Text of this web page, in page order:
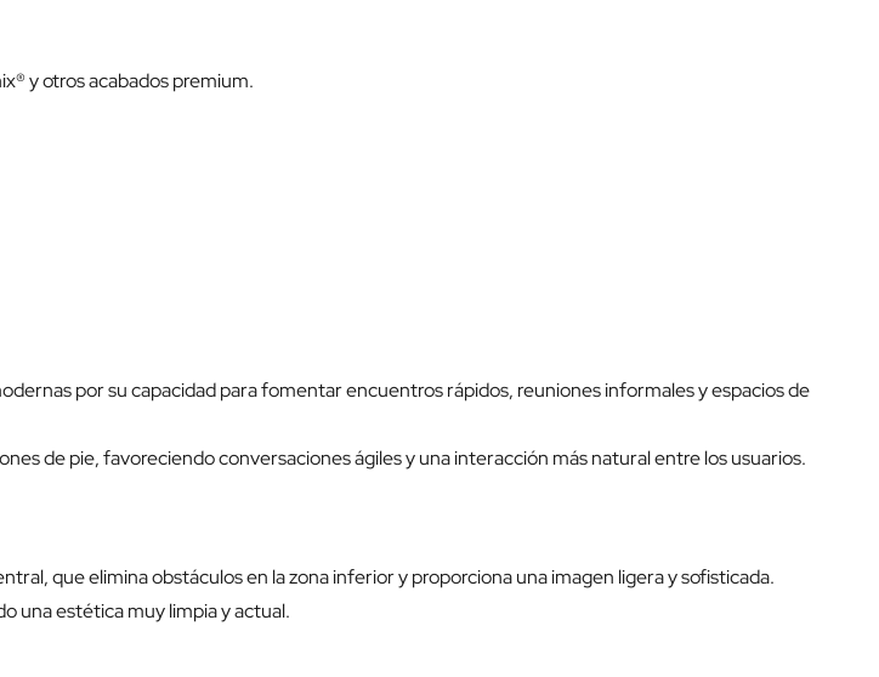
y otros acabados premium.
por su capacidad para fomentar encuentros rápidos, reuniones informales y espacios de
de pie, favoreciendo conversaciones ágiles y una interacción más natural entre los usuarios.
que elimina obstáculos en la zona inferior y proporciona una imagen ligera y sofisticada.
una estética muy limpia y actual.